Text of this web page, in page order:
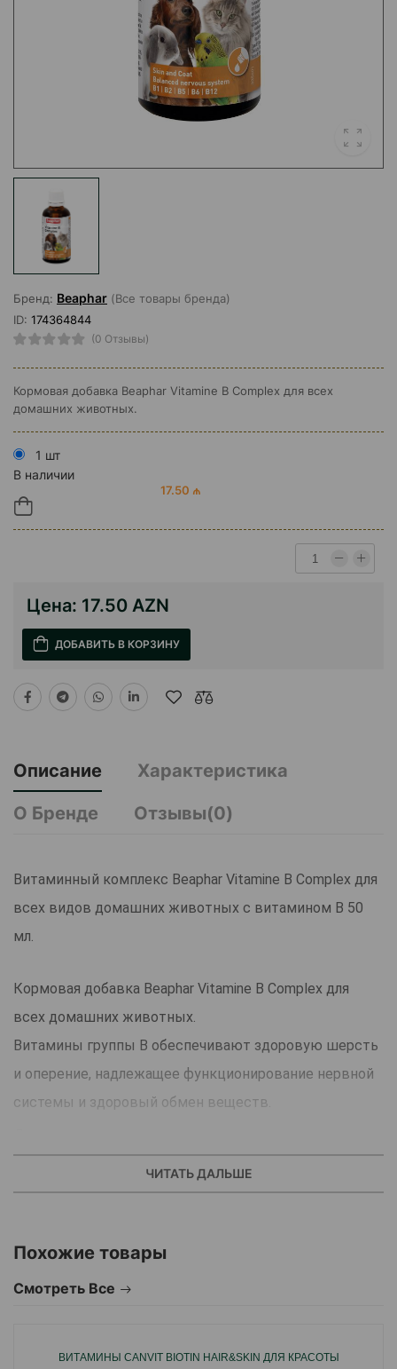
Бренд: Beaphar (Все товары бренда)
ID: 174364844
(0 Отзывы)
Кормовая добавка Beaphar Vitamine B Complex для всех
домашних животных.
1 шт
В наличии
17.50 ₼
Цена: 17.50 AZN
ДОБАВИТЬ В КОРЗИНУ
Описание
Характеристика
О Бренде
Отзывы(0)
Витаминный комплекс Beaphar Vitamine B Complex для
всех видов домашних животных с витамином В 50
мл.
Кормовая добавка Beaphar Vitamine B Complex для
всех домашних животных.
Витамины группы В обеспечивают здоровую шерсть
и оперение, надлежащее функционирование нервной
системы и здоровый обмен веществ.
Ежедневно собакам мелких пород: 5 –10 капель.
собакам крупных пород: 25 – 50 капель.
Лабораторным животным и птицам: 1–18 капель.
ЧИТАТЬ ДАЛЬШЕ
Похожие товары
Смотреть Все
ВИТАМИНЫ CANVIT BIOTIN HAIR&SKIN ДЛЯ КРАСОТЫ